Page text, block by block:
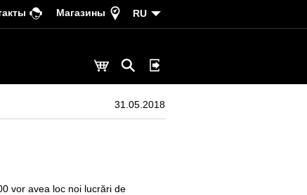
Магазины RU
31.05.2018
vor avea loc noi lucrări de